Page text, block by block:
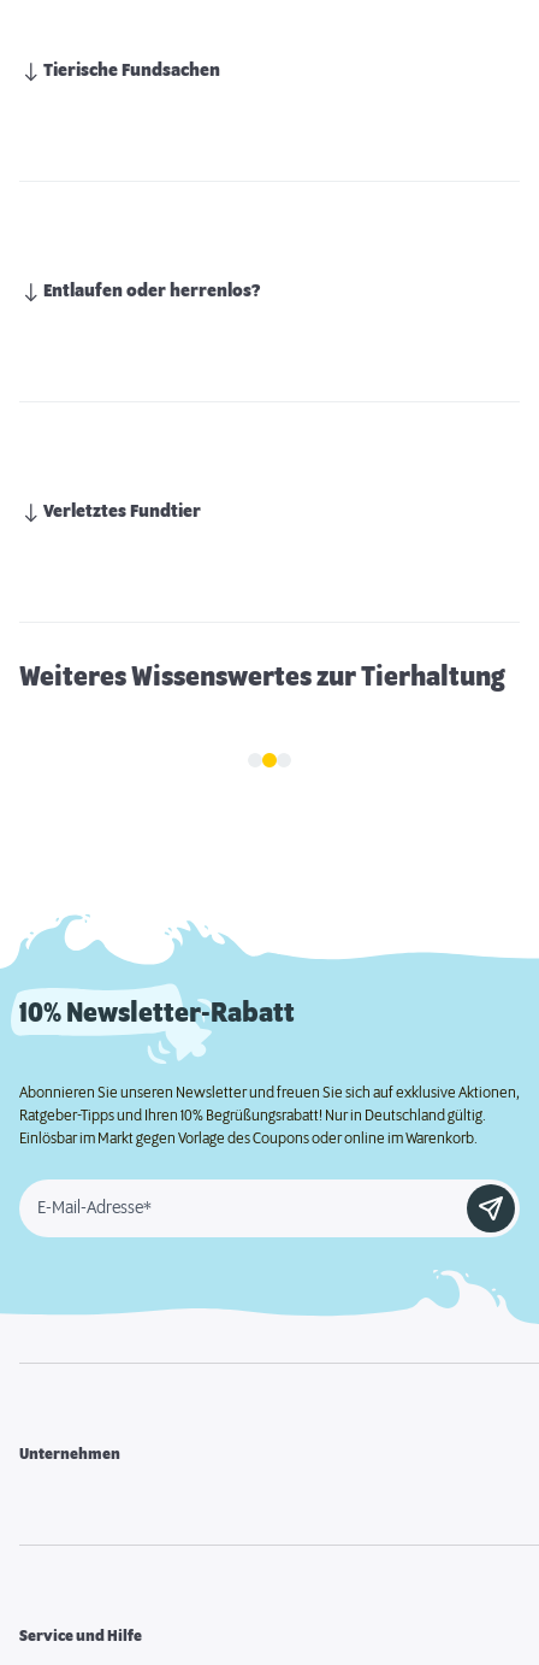
Tierische Fundsachen
Entlaufen oder herrenlos?
Verletztes Fundtier
Weiteres Wissenswertes zur Tierhaltung
10% Newsletter-Rabatt
Abonnieren Sie unseren Newsletter und freuen Sie sich auf exklusive Aktionen,
Ratgeber-Tipps und Ihren 10% Begrüßungsrabatt! Nur in Deutschland gültig.
Einlösbar im Markt gegen Vorlage des Coupons oder online im Warenkorb.
E-Mail-Adresse*
Unternehmen
Service und Hilfe